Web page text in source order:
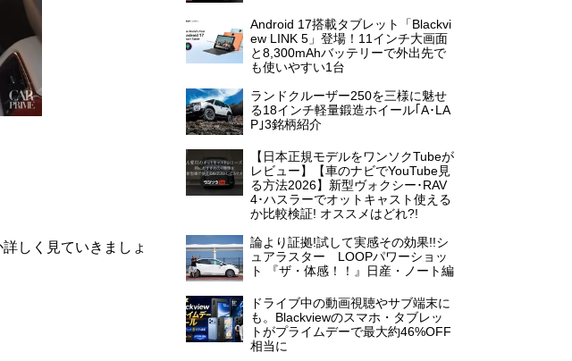
しく見ていきましょ
Android 17搭載タブレット「Blackvi
ew LINK 5」登場！11インチ大画面
と8,300mAhバッテリーで外出先で
も使いやすい1台
ランドクルーザー250を三様に魅せ
る18インチ軽量鍛造ホイール｢A･LA
P｣3銘柄紹介
【日本正規モデルをワンソクTubeが
レビュー】【車のナビでYouTube見
る方法2026】新型ヴォクシー･RAV
4･ハスラーでオットキャスト使える
か比較検証! オススメはどれ?!
論より証拠!試して実感その効果!!シ
ュアラスター LOOPパワーショッ
ト 『ザ・体感！！』日産・ノート編
ドライブ中の動画視聴やサブ端末に
も。Blackviewのスマホ・タブレッ
トがプライムデーで最大約46%OFF
相当に